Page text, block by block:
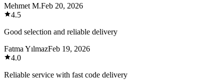
Mehmet M.Feb 20, 2026
4.5
Good selection and reliable delivery
Fatma YılmazFeb 19, 2026
4.0
Reliable service with fast code delivery